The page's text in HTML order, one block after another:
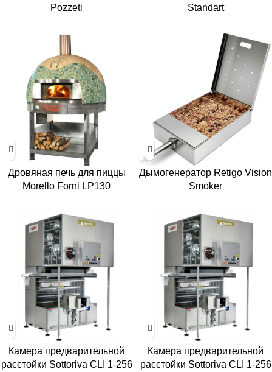
Pozzeti
Standart
Дровяная печь для пиццы
Morello Forni LP130
Дымогенератор Retigo Vision
Smoker
Камера предварительной
расстойки Sottoriva CLI 1-256
Камера предварительной
расстойки Sottoriva CLI 1-256